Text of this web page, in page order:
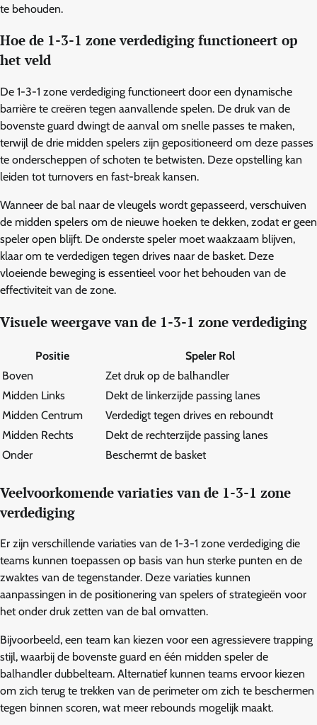
te behouden.
Hoe de 1-3-1 zone verdediging functioneert op
het veld
De 1-3-1 zone verdediging functioneert door een dynamische
barrière te creëren tegen aanvallende spelen. De druk van de
bovenste guard dwingt de aanval om snelle passes te maken,
terwijl de drie midden spelers zijn gepositioneerd om deze passes
te onderscheppen of schoten te betwisten. Deze opstelling kan
leiden tot turnovers en fast-break kansen.
Wanneer de bal naar de vleugels wordt gepasseerd, verschuiven
de midden spelers om de nieuwe hoeken te dekken, zodat er geen
speler open blijft. De onderste speler moet waakzaam blijven,
klaar om te verdedigen tegen drives naar de basket. Deze
vloeiende beweging is essentieel voor het behouden van de
effectiviteit van de zone.
Visuele weergave van de 1-3-1 zone verdediging
Positie
Speler Rol
Boven
Zet druk op de balhandler
Midden Links
Dekt de linkerzijde passing lanes
Midden Centrum
Verdedigt tegen drives en reboundt
Midden Rechts
Dekt de rechterzijde passing lanes
Onder
Beschermt de basket
Veelvoorkomende variaties van de 1-3-1 zone
verdediging
Er zijn verschillende variaties van de 1-3-1 zone verdediging die
teams kunnen toepassen op basis van hun sterke punten en de
zwaktes van de tegenstander. Deze variaties kunnen
aanpassingen in de positionering van spelers of strategieën voor
het onder druk zetten van de bal omvatten.
Bijvoorbeeld, een team kan kiezen voor een agressievere trapping
stijl, waarbij de bovenste guard en één midden speler de
balhandler dubbelteam. Alternatief kunnen teams ervoor kiezen
om zich terug te trekken van de perimeter om zich te beschermen
tegen binnen scoren, wat meer rebounds mogelijk maakt.